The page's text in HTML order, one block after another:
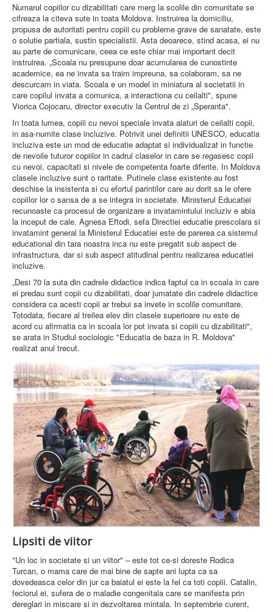
Numarul copiilor cu dizabilitati care merg la scolile din comunitate se
cifreaza la citeva sute in toata Moldova. Instruirea la domiciliu,
propusa de autoritati pentru copiii cu probleme grave de sanatate, este
o solutie partiala, sustin specialistii. Asta deoarece, stind acasa, ei nu
au parte de comunicare, ceea ce este chiar mai important decit
instruirea. „Scoala nu presupune doar acumularea de cunostinte
academice, ea ne invata sa traim impreuna, sa colaboram, sa ne
descurcam in viata. Scoala e un model in miniatura al societatii in
care copilul invata a comunica, a interactiona cu ceilalti", spune
Viorica Cojocaru, director executiv la Centrul de zi „Speranta".
In toata lumea, copiii cu nevoi speciale invata alaturi de ceilalti copii,
in asa-numite clase incluzive. Potrivit unei definitii UNESCO, educatia
incluziva este un mod de educatie adaptat si individualizat in functie
de nevoile tuturor copiilor in cadrul claselor in care se regasesc copii
cu nevoi, capacitati si nivele de competenta foarte diferite. In Moldova
clasele incluzive sunt o raritate. Putinele clase existente au fost
deschise la insistenta si cu efortul parintilor care au dorit sa le ofere
copiilor lor o sansa de a se integra in societate. Ministerul Educatiei
recunoaste ca procesul de organizare a invatamintului incluziv e abia
la inceput de cale. Agnesa Eftodi, sefa Directiei educatie prescolara si
invatamint general la Ministerul Educatiei este de parerea ca sistemul
educational din tara noastra inca nu este pregatit sub aspect de
infrastructura, dar si sub aspect atitudinal pentru realizarea educatiei
incluzive.
„Desi 70 la suta din cadrele didactice indica faptul ca in scoala in care
ei predau sunt copii cu dizabilitati, doar jumatate din cadrele didactice
considera ca acesti copii ar trebui sa invete in scolile comunitare.
Totodata, fiecare al treilea elev din clasele superioare nu este de
acord cu afirmatia ca in scoala lor pot invata si copiii cu dizabilitati",
se arata in Studiul sociologic "Educatia de baza in R. Moldova"
realizat anul trecut.
Lipsiti de viitor
"Un loc in societate si un viitor" – este tot ce-si doreste Rodica
Turcan, o mama care de mai bine de sapte ani lupta ca sa
dovedeasca celor din jur ca baiatul ei este la fel ca toti copiii. Catalin,
feciorul ei, sufera de o maladie congenitala care se manifesta prin
dereglari in miscare si in dezvoltarea mintala. In septembrie curent,